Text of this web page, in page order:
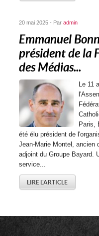
20 mai 2025 - Paradmin
Emmanuel
président de la
des Médias...
Le 11
Paris,
été élu président de
Jean-Marie Montel, ancien
adjoint du Groupe Bayard.
service...
LIRE L'ARTICLE